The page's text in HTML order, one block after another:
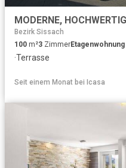
Bezirk Sissach
100 m²3 ZimmerEtagenwohnung
·Terrasse
Seit einem Monat bei Icasa